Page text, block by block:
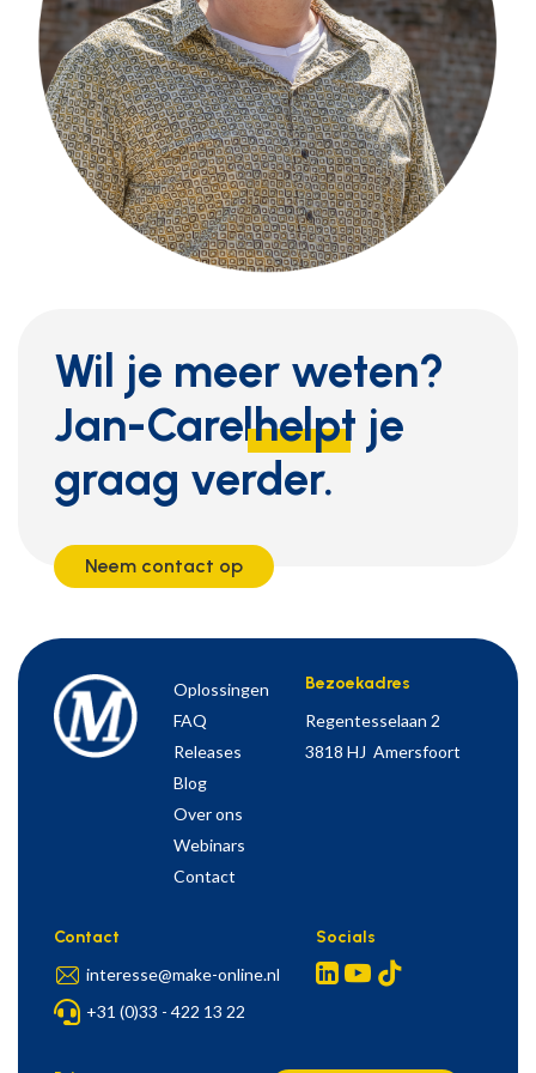
Wil je meer weten?
Jan-Carelhelpt je
graag verder.
Neem contact op
Oplossingen
FAQ
Releases
Blog
Over ons
Webinars
Contact
Bezoekadres
Regentesselaan 2
3818 HJ Amersfoort
Contact
interesse@make-online.nl
+31 (0)33 - 422 13 22
Socials